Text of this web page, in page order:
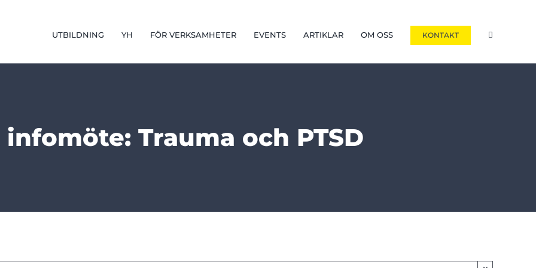
UTBILDNING YH FÖR VERKSAMHETER EVENTS ARTIKLAR OM OSS KONTAKT
Trauma och PTSD